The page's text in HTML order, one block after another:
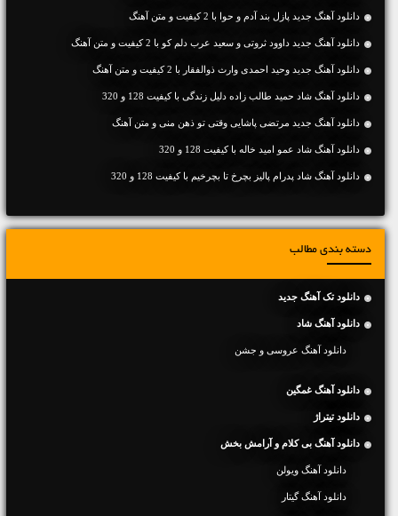
دانلود آهنگ جديد پازل بند آدم و حوا با 2 کیفیت و متن آهنگ
دانلود آهنگ جديد داوود ثروتی و سعید عرب دلم کو با 2 کیفیت و متن آهنگ
دانلود آهنگ جديد وحید احمدی وارث ذوالفقار با 2 کیفیت و متن آهنگ
دانلود آهنگ شاد حمید طالب زاده دلیل زندگی با کیفیت 128 و 320
دانلود آهنگ جديد مرتضی پاشایی وقتی تو ذهن منی و متن آهنگ
دانلود آهنگ شاد عمو امید خاله با کیفیت 128 و 320
دانلود آهنگ شاد پدرام پالیز بچرخ تا بچرخیم با کیفیت 128 و 320
دسته بندی مطالب
دانلود تک آهنگ جدید
دانلود آهنگ شاد
دانلود آهنگ عروسی و جشن
دانلود آهنگ غمگین
دانلود تیتراژ
دانلود آهنگ بی کلام و آرامش بخش
دانلود آهنگ ویولن
دانلود آهنگ گیتار